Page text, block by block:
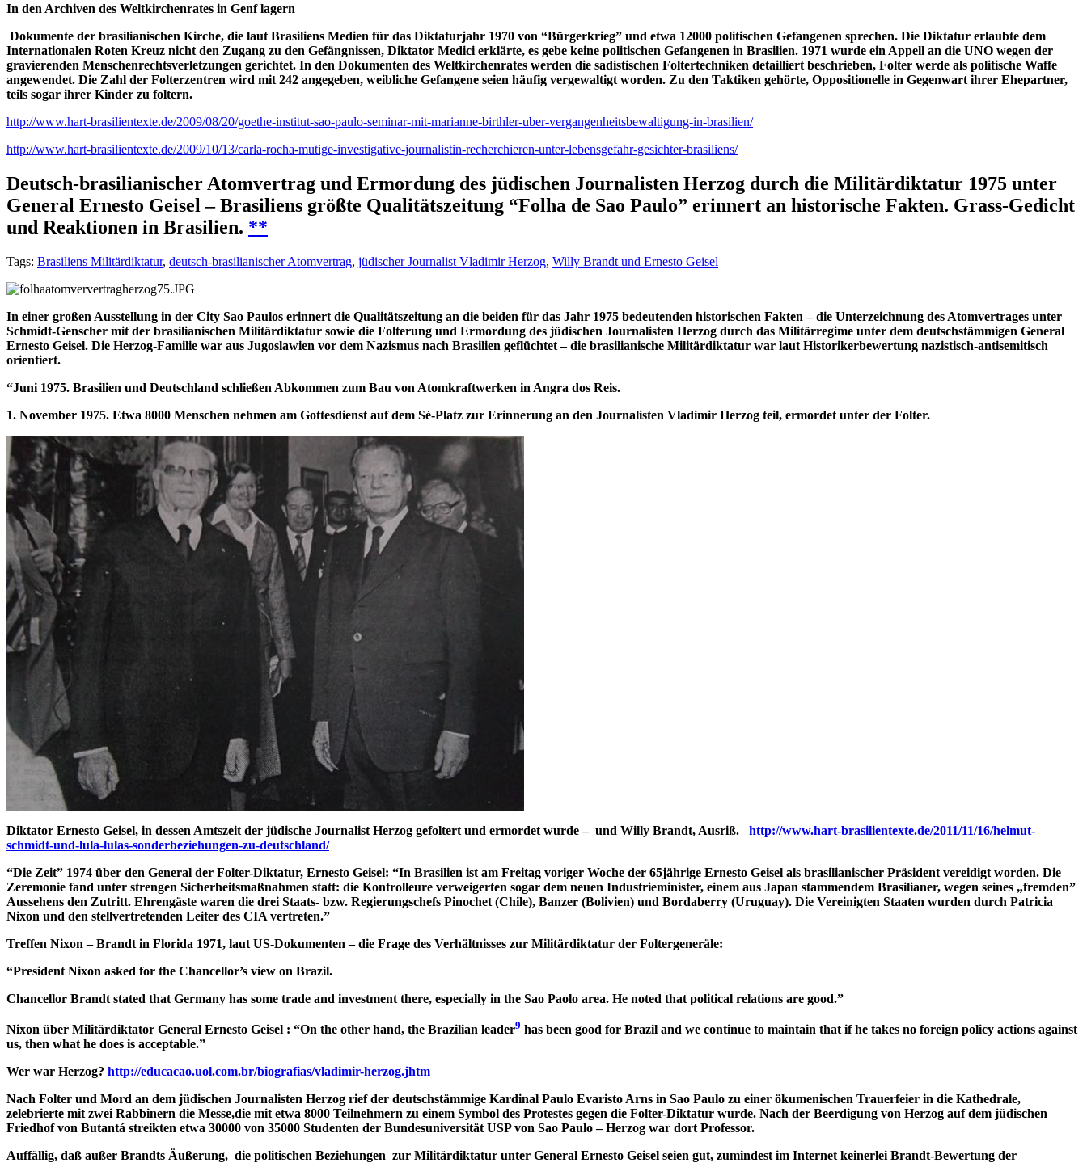
In den Archiven des Weltkirchenrates in Genf lagern
Dokumente der brasilianischen Kirche, die laut Brasiliens Medien für das Diktaturjahr 1970 von “Bürgerkrieg” und etwa 12000 politischen Gefangenen sprechen. Die Diktatur erlaubte dem
Internationalen Roten Kreuz nicht den Zugang zu den Gefängnissen, Diktator Medici erklärte, es gebe keine politischen Gefangenen in Brasilien. 1971 wurde ein Appell an die UNO wegen der
gravierenden Menschenrechtsverletzungen gerichtet. In den Dokumenten des Weltkirchenrates werden die sadistischen Foltertechniken detailliert beschrieben, Folter werde als politische Waffe
angewendet. Die Zahl der Folterzentren wird mit 242 angegeben, weibliche Gefangene seien häufig vergewaltigt worden. Zu den Taktiken gehörte, Oppositionelle in Gegenwart ihrer Ehepartner,
teils sogar ihrer Kinder zu foltern.
http://www.hart-brasilientexte.de/2009/08/20/goethe-institut-sao-paulo-seminar-mit-marianne-birthler-uber-vergangenheitsbewaltigung-in-brasilien/
http://www.hart-brasilientexte.de/2009/10/13/carla-rocha-mutige-investigative-journalistin-recherchieren-unter-lebensgefahr-gesichter-brasiliens/
Deutsch-brasilianischer Atomvertrag und Ermordung des jüdischen Journalisten Herzog durch die Militärdiktatur 1975 unter
General Ernesto Geisel – Brasiliens größte Qualitätszeitung “Folha de Sao Paulo” erinnert an historische Fakten. Grass-Gedicht
und Reaktionen in Brasilien. **
Tags: Brasiliens Militärdiktatur, deutsch-brasilianischer Atomvertrag, jüdischer Journalist Vladimir Herzog, Willy Brandt und Ernesto Geisel
In einer großen Ausstellung in der City Sao Paulos erinnert die Qualitätszeitung an die beiden für das Jahr 1975 bedeutenden historischen Fakten – die Unterzeichnung des Atomvertrages unter
Schmidt-Genscher mit der brasilianischen Militärdiktatur sowie die Folterung und Ermordung des jüdischen Journalisten Herzog durch das Militärregime unter dem deutschstämmigen General
Ernesto Geisel. Die Herzog-Familie war aus Jugoslawien vor dem Nazismus nach Brasilien geflüchtet – die brasilianische Militärdiktatur war laut Historikerbewertung nazistisch-antisemitisch
orientiert.
“Juni 1975. Brasilien und Deutschland schließen Abkommen zum Bau von Atomkraftwerken in Angra dos Reis.
1. November 1975. Etwa 8000 Menschen nehmen am Gottesdienst auf dem Sé-Platz zur Erinnerung an den Journalisten Vladimir Herzog teil, ermordet unter der Folter.
Diktator Ernesto Geisel, in dessen Amtszeit der jüdische Journalist Herzog gefoltert und ermordet wurde – und Willy Brandt, Ausriß. http://www.hart-brasilientexte.de/2011/11/16/helmut-
schmidt-und-lula-lulas-sonderbeziehungen-zu-deutschland/
“Die Zeit” 1974 über den General der Folter-Diktatur, Ernesto Geisel: “In Brasilien ist am Freitag voriger Woche der 65jährige Ernesto Geisel als brasilianischer Präsident vereidigt worden. Die
Zeremonie fand unter strengen Sicherheitsmaßnahmen statt: die Kontrolleure verweigerten sogar dem neuen Industrieminister, einem aus Japan stammendem Brasilianer, wegen seines „fremden”
Aussehens den Zutritt. Ehrengäste waren die drei Staats- bzw. Regierungschefs Pinochet (Chile), Banzer (Bolivien) und Bordaberry (Uruguay). Die Vereinigten Staaten wurden durch Patricia
Nixon und den stellvertretenden Leiter des CIA vertreten.”
Treffen Nixon – Brandt in Florida 1971, laut US-Dokumenten – die Frage des Verhältnisses zur Militärdiktatur der Foltergeneräle:
“President Nixon asked for the Chancellor’s view on Brazil.
Chancellor Brandt stated that Germany has some trade and investment there, especially in the Sao Paolo area. He noted that political relations are good.”
Nixon über Militärdiktator General Ernesto Geisel : “On the other hand, the Brazilian leader9 has been good for Brazil and we continue to maintain that if he takes no foreign policy actions against
us, then what he does is acceptable.”
Wer war Herzog? http://educacao.uol.com.br/biografias/vladimir-herzog.jhtm
Nach Folter und Mord an dem jüdischen Journalisten Herzog rief der deutschstämmige Kardinal Paulo Evaristo Arns in Sao Paulo zu einer ökumenischen Trauerfeier in die Kathedrale,
zelebrierte mit zwei Rabbinern die Messe,die mit etwa 8000 Teilnehmern zu einem Symbol des Protestes gegen die Folter-Diktatur wurde. Nach der Beerdigung von Herzog auf dem jüdischen
Friedhof von Butantá streikten etwa 30000 von 35000 Studenten der Bundesuniversität USP von Sao Paulo – Herzog war dort Professor.
Auffällig, daß außer Brandts Äußerung, die politischen Beziehungen zur Militärdiktatur unter General Ernesto Geisel seien gut, zumindest im Internet keinerlei Brandt-Bewertung der